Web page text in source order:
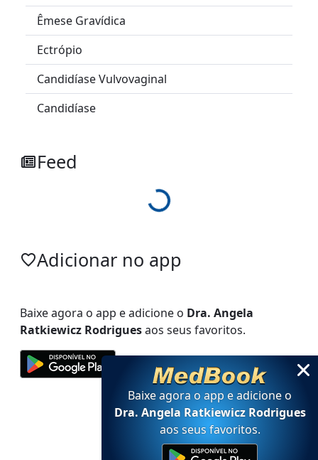
Êmese Gravídica
Ectrópio
Candidíase Vulvovaginal
Candidíase
Feed
Loading...
Adicionar no app
Baixe agora o app e adicione o Dra. Angela
Ratkiewicz Rodriguesaos seus favoritos.
Baixe agora o app e adicioneo
Dra. Angela Ratkiewicz Rodrigues
aos seus favoritos.